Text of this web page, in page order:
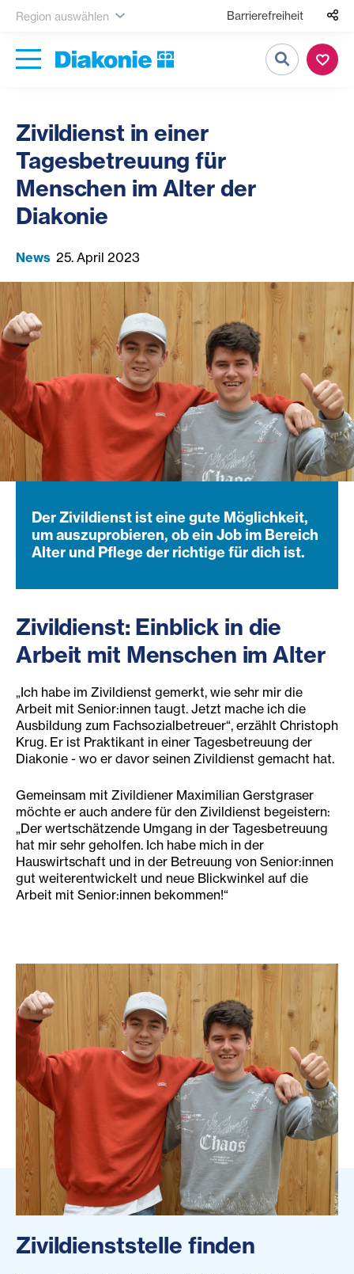
Region auswählen Barrierefreiheit
Suche
Zivildienst in einer
Tagesbetreuung für
Menschen im Alter der
Diakonie
News 25. April 2023
Der Zivildienst ist eine gute Möglichkeit,
um auszuprobieren, ob ein Job im Bereich
Alter und Pflege der richtige für dich ist.
Zivildienst: Einblick in die
Arbeit mit Menschen im Alter
„Ich habe im Zivildienst gemerkt, wie sehr mir die
Arbeit mit Senior:innen taugt. Jetzt mache ich die
Ausbildung zum Fachsozialbetreuer“, erzählt Christoph
Krug. Er ist Praktikant in einer Tagesbetreuung der
Diakonie - wo er davor seinen Zivildienst gemacht hat.
Gemeinsam mit Zivildiener Maximilian Gerstgraser
möchte er auch andere für den Zivildienst begeistern:
„Der wertschätzende Umgang in der Tagesbetreuung
hat mir sehr geholfen. Ich habe mich in der
Hauswirtschaft und in der Betreuung von Senior:innen
gut weiterentwickelt und neue Blickwinkel auf die
Arbeit mit Senior:innen bekommen!“
Zivildienststelle finden